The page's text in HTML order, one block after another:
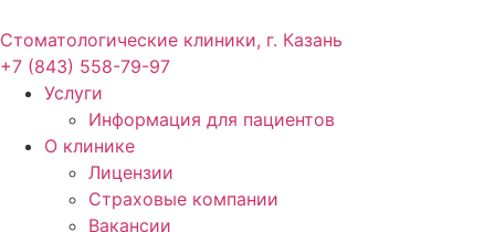
Стоматологические клиники, г. Казань
+7 (843) 558-79-97
Услуги
Информация для пациентов
О клинике
Лицензии
Страховые компании
Вакансии